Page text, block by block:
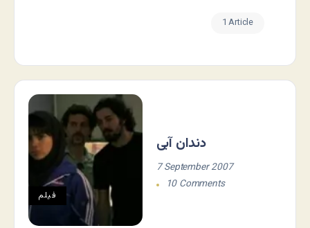
1 Article
فيلم
دندان آبی
7 September 2007
10 Comments